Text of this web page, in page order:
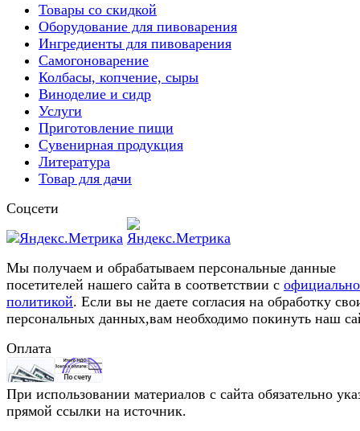
Товары со скидкой
Оборудование для пивоварения
Ингредиенты для пивоварения
Самогоноварение
Колбасы, копчение, сыры
Виноделие и сидр
Услуги
Приготовление пищи
Сувенирная продукция
Литература
Товар для дачи
Соцсети
Мы получаем и обрабатываем персональные данные
посетителей нашего сайта в соответствии с
политикой. Если вы не даете согласия на обработку
персональных данных,вам необходимо покинуть наш
Оплата
При использовании материалов с сайта обязательно
прямой ссылки на источник.